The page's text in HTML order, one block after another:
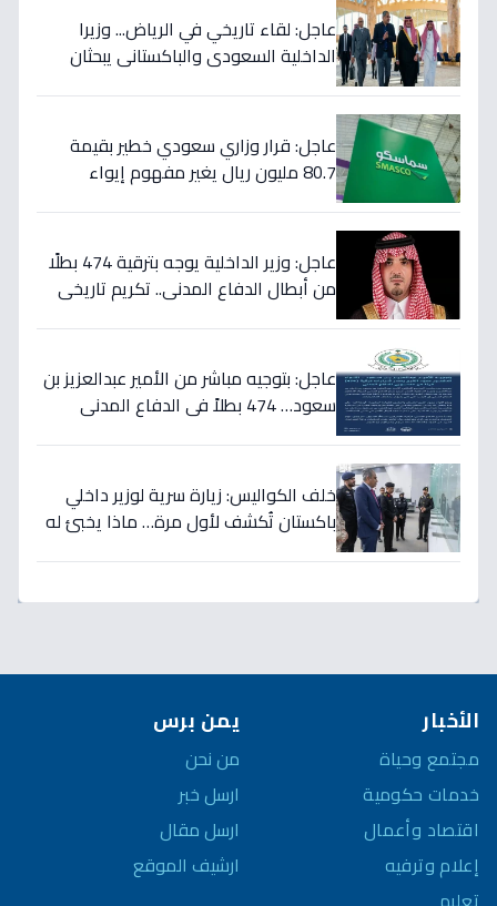
عاجل: لقاء تاريخي في الرياض... وزيرا
الداخلية السعودي والباكستاني يبحثان
عاجل: قرار وزاري سعودي خطير بقيمة
80.7 مليون ريال يغير مفهوم إيواء
عاجل: وزير الداخلية يوجه بترقية 474 بطلًا
من أبطال الدفاع المدني.. تكريم تاريخي
عاجل: بتوجيه مباشر من الأمير عبدالعزيز بن
سعود… 474 بطلاً في الدفاع المدني
خلف الكواليس: زيارة سرية لوزير داخلي
باكستان تُكشف لأول مرة… ماذا يخبئ له
الأخبار
مجتمع وحياة
خدمات حكومية
اقتصاد وأعمال
إعلام وترفيه
يمن برس
من نحن
ارسل خبر
ارسل مقال
ارشيف الموقع